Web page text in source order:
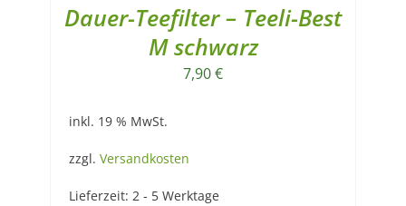
Dauer-Teefilter – Teeli-Best
M schwarz
7,90€
inkl. 19 % MwSt.
zzgl. Versandkosten
Lieferzeit: 2 - 5 Werktage